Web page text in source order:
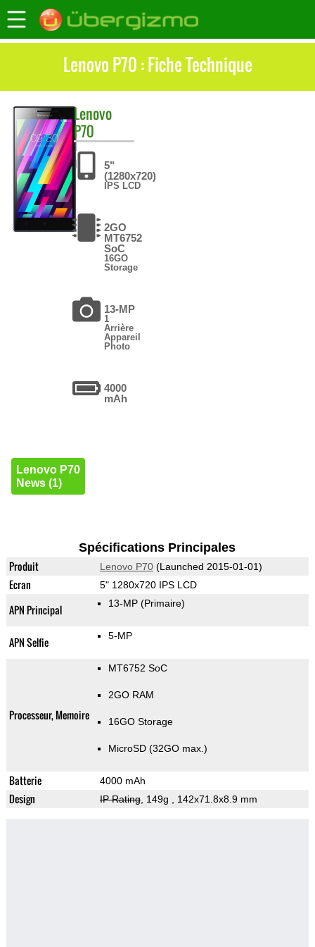
Lenovo P70 : Fiche Technique
Lenovo
P70
5"
(1280x720)
IPS LCD
2GO
MT6752
SoC
16GO
Storage
13-MP
1
Arrière
Appareil
Photo
4000
mAh
Lenovo P70
News (1)
Spécifications Principales
Produit Lenovo P70(Launched 2015-01-01)
Ecran 5" 1280x720 IPS LCD
APN Principal 13-MP (Primaire)
APN Selfie 5-MP
Processeur, Memoire
MT6752 SoC
2GO RAM
16GO Storage
MicroSD (32GO max.)
Batterie 4000 mAh
Design IP Rating, 149g , 142x71.8x8.9 mm